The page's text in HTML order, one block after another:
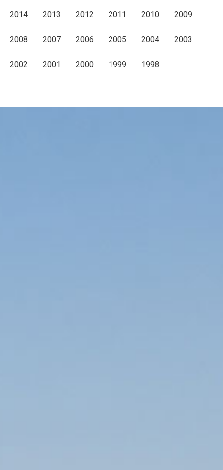
2014 2013 2012 2011 2010 2009
2008 2007 2006 2005 2004 2003
2002 2001 2000 1999 1998